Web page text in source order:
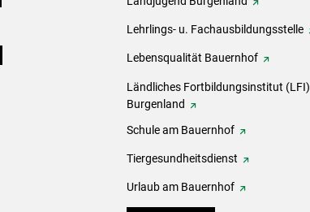
Lehrlings- u. Fachausbildungsstelle
Lebensqualität Bauernhof
Ländliches Fortbildungsinstitut (LFI)
Burgenland
Schule am Bauernhof
Tiergesundheitsdienst
Urlaub am Bauernhof